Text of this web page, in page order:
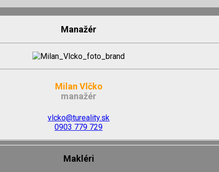
Manažér
Milan Vlčko
manažér
vlcko@tureality.sk
0903 779 729
Makléri